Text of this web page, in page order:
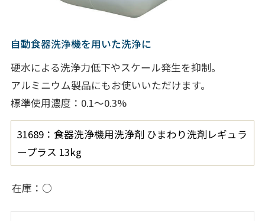
自動食器洗浄機を用いた洗浄に
硬水による洗浄力低下やスケール発生を抑制。
アルミニウム製品にもお使いいただけます。
標準使用濃度：0.1～0.3%
31689：食器洗浄機用洗浄剤 ひまわり洗剤レギュラ
ープラス 13kg
在庫 ○